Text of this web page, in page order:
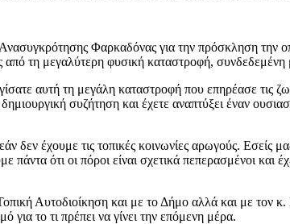
Φαρκαδόνας για την πρόσκληση την
τη μεγαλύτερη φυσική καταστροφή,
αυτή τη μεγάλη καταστροφή που επηρέασε τις
συζήτηση και έχετε αναπτύξει έναν
έχουμε τις τοπικές κοινωνίες αρωγούς. Εσείς
ότι οι πόροι είναι σχετικά πεπερασμένοι
Αυτοδιοίκηση και με το Δήμο αλλά και με τον κ.
για το τι πρέπει να γίνει την επόμενη μέρα.